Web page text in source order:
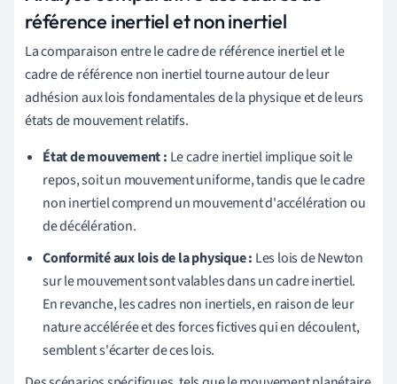
référence inertiel et non inertiel
La comparaison entre le cadre de référence inertiel et le
cadre de référence non inertiel tourne autour de leur
adhésion aux lois fondamentales de la physique et de leurs
états de mouvement relatifs.
État de mouvement : Le cadre inertiel implique soit le
repos, soit un mouvement uniforme, tandis que le cadre
non inertiel comprend un mouvement d'accélération ou
de décélération.
Conformité aux lois de la physique : Les lois de Newton
sur le mouvement sont valables dans un cadre inertiel.
En revanche, les cadres non inertiels, en raison de leur
nature accélérée et des forces fictives qui en découlent,
semblent s'écarter de ces lois.